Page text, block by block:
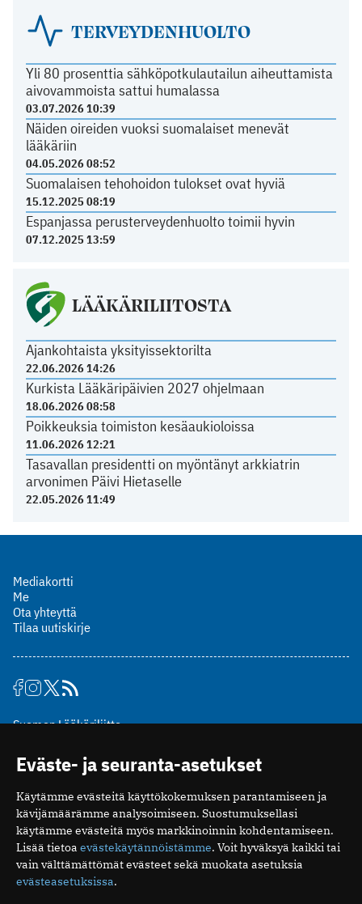
TERVEYDENHUOLTO
Yli 80 prosenttia sähköpotkulautailun aiheuttamista
aivovammoista sattui humalassa
03.07.2026 10:39
Näiden oireiden vuoksi suomalaiset menevät
lääkäriin
04.05.2026 08:52
Suomalaisen tehohoidon tulokset ovat hyviä
15.12.2025 08:19
Espanjassa perusterveydenhuolto toimii hyvin
07.12.2025 13:59
LÄÄKÄRILIITOSTA
Ajankohtaista yksityissektorilta
22.06.2026 14:26
Kurkista Lääkäripäivien 2027 ohjelmaan
18.06.2026 08:58
Poikkeuksia toimiston kesäaukioloissa
11.06.2026 12:21
Tasavallan presidentti on myöntänyt arkkiatrin
arvonimen Päivi Hietaselle
22.05.2026 11:49
Mediakortti
Me
Ota yhteyttä
Tilaa uutiskirje
Suomen Lääkäriliitto
00510 Helsinki
puh. (09) 393 091
toimitus@potilaanlaakarilehti.fi
ISSN 2323-9476
Eväste- ja seuranta-asetukset
Käytämme evästeitä käyttökokemuksen parantamiseen ja
kävijämäärämme analysoimiseen. Suostumuksellasi
käytämme evästeitä myös markkinoinnin kohdentamiseen.
Lisää tietoa evästekäytännöistämme. Voit hyväksyä kaikki tai
vain välttämättömät evästeet sekä muokata asetuksia
evästeasetuksissa.